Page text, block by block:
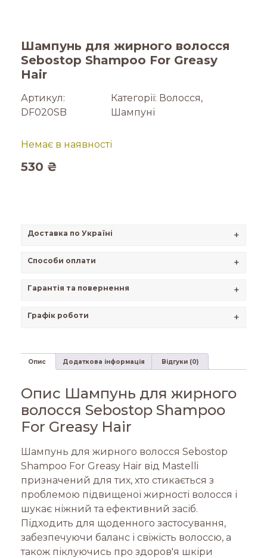
Шампунь для жирного волосся
Sebostop Shampoo For Greasy
Hair
530 ₴
Немає в наявності
Артикул:
DF020SB
Категорії: Волосся,
Шампуні
Доставка по Україні +
Способи оплати +
Гарантія та повернення +
Графік роботи +
Опис Додаткова інформація Відгуки (0)
Опис Шампунь для жирного
волосся Sebostop Shampoo
For Greasy Hair
Шампунь для жирного волосся Sebostop
Shampoo For Greasy Hair від Mastelli
призначений для тих, хто стикається з
проблемою підвищеної жирності волосся і
шукає ніжний та ефективний засіб.
Підходить для щоденного застосування,
забезпечуючи баланс і свіжість волоссю, а
також піклуючись про здоров'я шкіри